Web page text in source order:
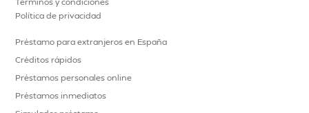
Política de privacidad
Préstamo para extranjeros en España
Créditos rápidos
Préstamos personales online
Préstamos inmediatos